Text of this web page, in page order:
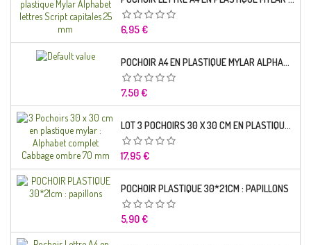
Prix
6,95 €
POCHOIR A4 EN PLASTIQUE MYLAR ALPHABET LETTRE TYPO SCIENCE 35 MM
Prix
7,50 €
LOT 3 POCHOIRS 30 X 30 CM EN PLASTIQUE MYLAR : ALPHABET COMPLET CABBAGE OMBRE 70 MM
Prix
17,95 €
POCHOIR PLASTIQUE 30*21CM : PAPILLONS
Prix
5,90 €